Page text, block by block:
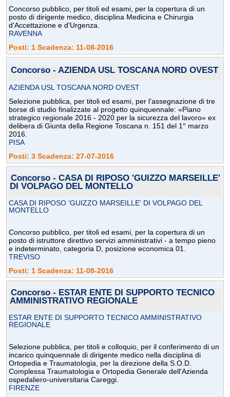
Concorso pubblico, per titoli ed esami, per la copertura di un
posto di dirigente medico, disciplina Medicina e Chirurgia
d'Accettazione e d'Urgenza.
RAVENNA
Posti: 1 Scadenza: 11-08-2016
Concorso - AZIENDA USL TOSCANA NORD OVEST
AZIENDA USL TOSCANA NORD OVEST
Selezione pubblica, per titoli ed esami, per l'assegnazione di tre
borse di studio finalizzate al progetto quinquennale: «Piano
strategico regionale 2016 - 2020 per la sicurezza del lavoro» ex
delibera di Giunta della Regione Toscana n. 151 del 1° marzo
2016.
PISA
Posti: 3 Scadenza: 27-07-2016
Concorso - CASA DI RIPOSO 'GUIZZO MARSEILLE'
DI VOLPAGO DEL MONTELLO
CASA DI RIPOSO 'GUIZZO MARSEILLE' DI VOLPAGO DEL
MONTELLO
Concorso pubblico, per titoli ed esami, per la copertura di un
posto di istruttore direttivo servizi amministrativi - a tempo pieno
e indeterminato, categoria D, posizione economica 01.
TREVISO
Posti: 1 Scadenza: 11-08-2016
Concorso - ESTAR ENTE DI SUPPORTO TECNICO
AMMINISTRATIVO REGIONALE
ESTAR ENTE DI SUPPORTO TECNICO AMMINISTRATIVO
REGIONALE
Selezione pubblica, per titoli e colloquio, per il conferimento di un
incarico quinquennale di dirigente medico nella disciplina di
Ortopedia e Traumatologia, per la direzione della S.O.D.
Complessa Traumatologia e Ortopedia Generale dell'Azienda
ospedaliero-universitaria Careggi.
FIRENZE